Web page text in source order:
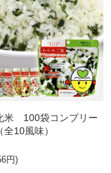
米 100袋コンプリー
全10風味）
円)